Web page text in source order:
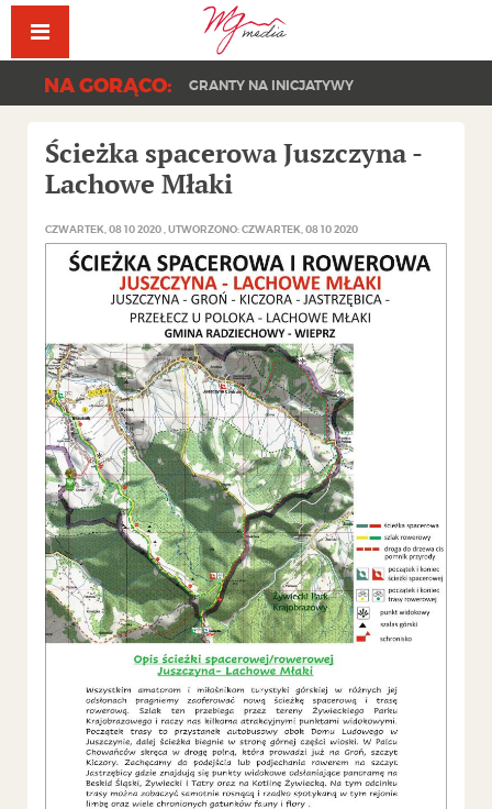
NA GORĄCO: GRANTY NA INICJATYWY
Ścieżka spacerowa Juszczyna -
Lachowe Młaki
CZWARTEK, 08 10 2020 UTWORZONO: CZWARTEK, 08 10 2020